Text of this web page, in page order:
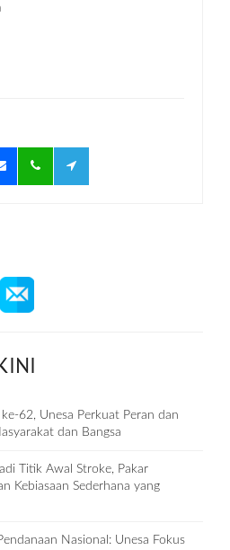
62, Unesa Perkuat Peran dan
dan Bangsa
Titik Awal Stroke, Pakar
Kebiasaan Sederhana yang
Nasional: Unesa Fokus